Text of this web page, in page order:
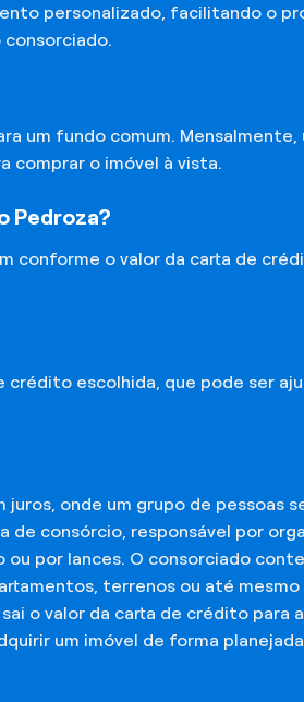
personalizado, facilitando o
consorciado.
um fundo comum. Mensalmente,
comprar o imóvel à vista.
Pedroza?
conforme o valor da carta de
escolhida, que pode ser
onde um grupo de pessoas
de consórcio, responsável por
por lances. O consorciado
terrenos ou até
o valor da carta de crédito para
um imóvel de forma